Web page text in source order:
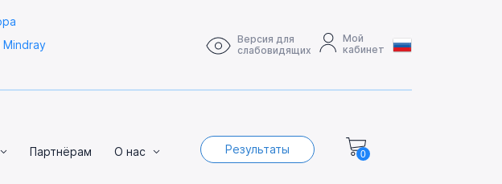
Версия для
слабовидящих
Мой
кабинет
Партнёрам О нас Результаты 0